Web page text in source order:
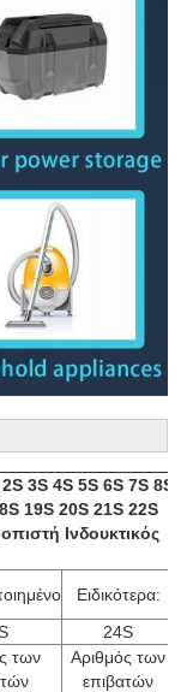
3S 4S 5S 6S 7S 8S
19S 20S 21S 22S
Ινδουκτικός
Ειδικότερα:
24S
των
Αριθμός των
επιβατών